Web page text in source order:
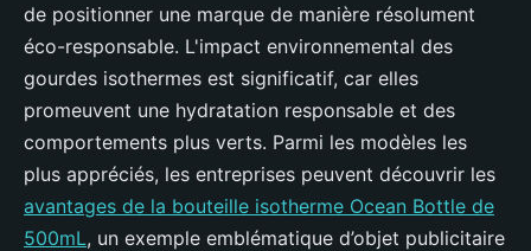
de positionner une marque de manière résolument
éco-responsable. L'impact environnemental des
gourdes isothermes est significatif, car elles
promeuvent une hydratation responsable et des
comportements plus verts. Parmi les modèles les
plus appréciés, les entreprises peuvent découvrir les
avantages de la bouteille isotherme Ocean Bottle de
500mL, un exemple emblématique d’objet publicitaire